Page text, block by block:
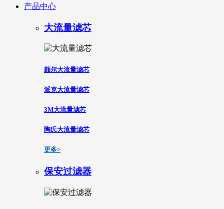
产品中心
大流量滤芯
颇尔大流量滤芯
派克大流量滤芯
3M大流量滤芯
陶氏大流量滤芯
更多>
保安过滤器